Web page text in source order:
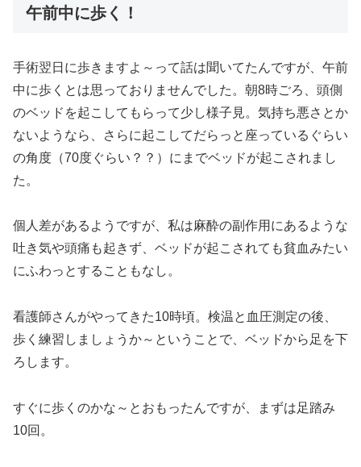
午前中に歩く！
手術翌日に歩きますよ～って話は聞いてたんですが、午前
中に歩くとは思っておりませんでした。朝8時ごろ、頭側
のベッドを起こしてもらって少し様子見。気持ち悪さとか
ないようなら、さらに起こしてだらっと座っているぐらい
の角度（70度ぐらい？？）にまでベッドが起こされまし
た。
個人差があるようですが、私は麻酔の副作用にあるような
吐き気や頭痛も起きず、ベッドが起こされても貧血みたい
にふわっとすることもなし。
看護師さんがやってきた10時頃。検温と血圧測定の後、
歩く練習しましょうか～ということで、ベッドから足を下
ろします。
すぐに歩くのかな～とおもったんですが、まずは足踏み
10回。